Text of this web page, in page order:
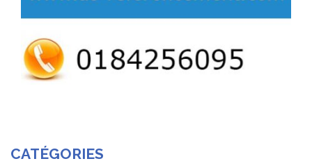
CATÉGORIES